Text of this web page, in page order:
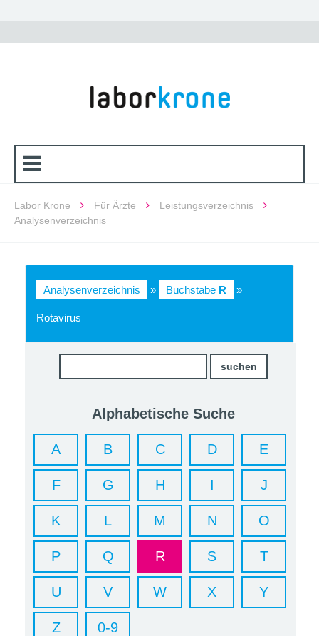
Labor Krone Für Ärzte
Leistungsverzeichnis
Analysenverzeichnis
Analysenverzeichnis » Buchstabe R »
Rotavirus
Alphabetische Suche
A B C D E
F G H I J
K L M N O
P Q R S T
U V W X Y
Z 0-9